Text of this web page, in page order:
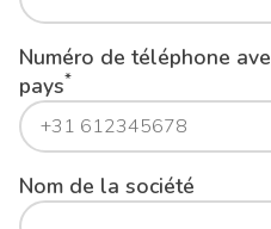
Numéro de téléphone
pays*
Nom de la société